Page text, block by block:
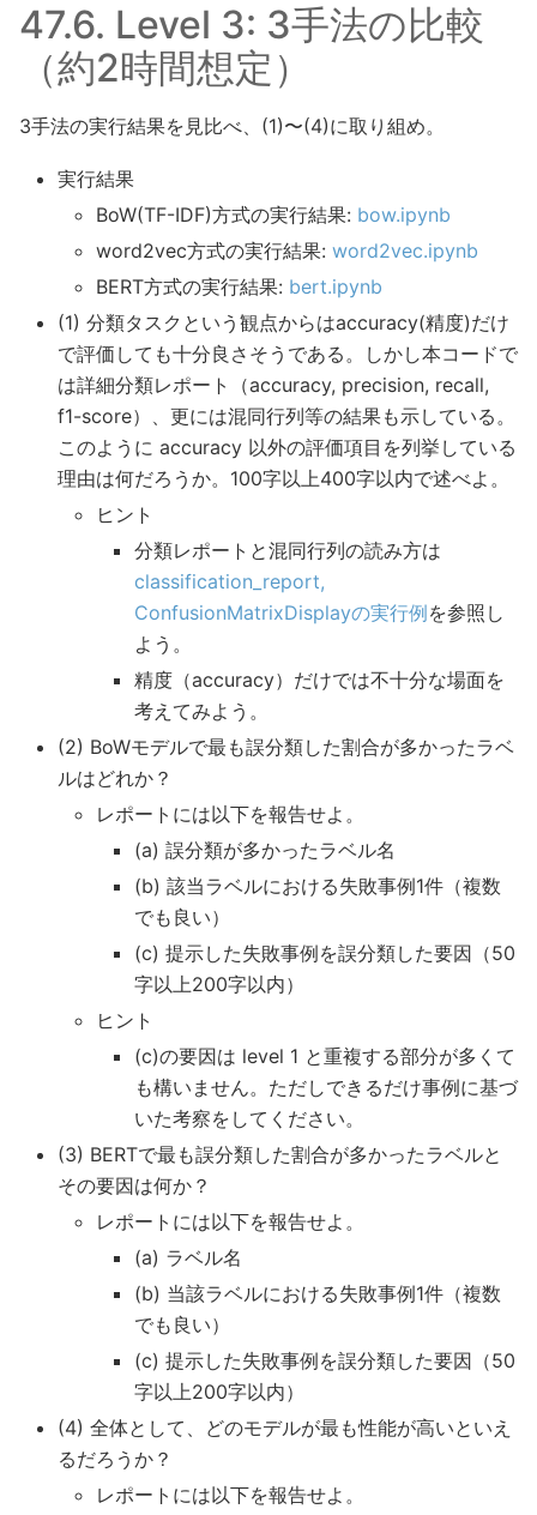
47.6. Level 3: 3手法の比較
（約2時間想定）
3手法の実行結果を見比べ、(1)〜(4)に取り組め。
実行結果
BoW(TF-IDF)方式の実行結果: bow.ipynb
word2vec方式の実行結果: word2vec.ipynb
BERT方式の実行結果: bert.ipynb
(1) 分類タスクという観点からはaccuracy(精度)だけ
で評価しても十分良さそうである。しかし本コードで
は詳細分類レポート（accuracy, precision, recall,
f1-score）、更には混同行列等の結果も示している。
このように accuracy 以外の評価項目を列挙している
理由は何だろうか。100字以上400字以内で述べよ。
ヒント
分類レポートと混同行列の読み方は
classification_report,
ConfusionMatrixDisplayの実行例を参照し
よう。
精度（accuracy）だけでは不十分な場面を
考えてみよう。
(2) BoWモデルで最も誤分類した割合が多かったラベ
ルはどれか？
レポートには以下を報告せよ。
(a) 誤分類が多かったラベル名
(b) 該当ラベルにおける失敗事例1件（複数
でも良い）
(c) 提示した失敗事例を誤分類した要因（50
字以上200字以内）
ヒント
(c)の要因は level 1 と重複する部分が多くて
も構いません。ただしできるだけ事例に基づ
いた考察をしてください。
(3) BERTで最も誤分類した割合が多かったラベルと
その要因は何か？
レポートには以下を報告せよ。
(a) ラベル名
(b) 当該ラベルにおける失敗事例1件（複数
でも良い）
(c) 提示した失敗事例を誤分類した要因（50
字以上200字以内）
(4) 全体として、どのモデルが最も性能が高いといえ
るだろうか？
レポートには以下を報告せよ。